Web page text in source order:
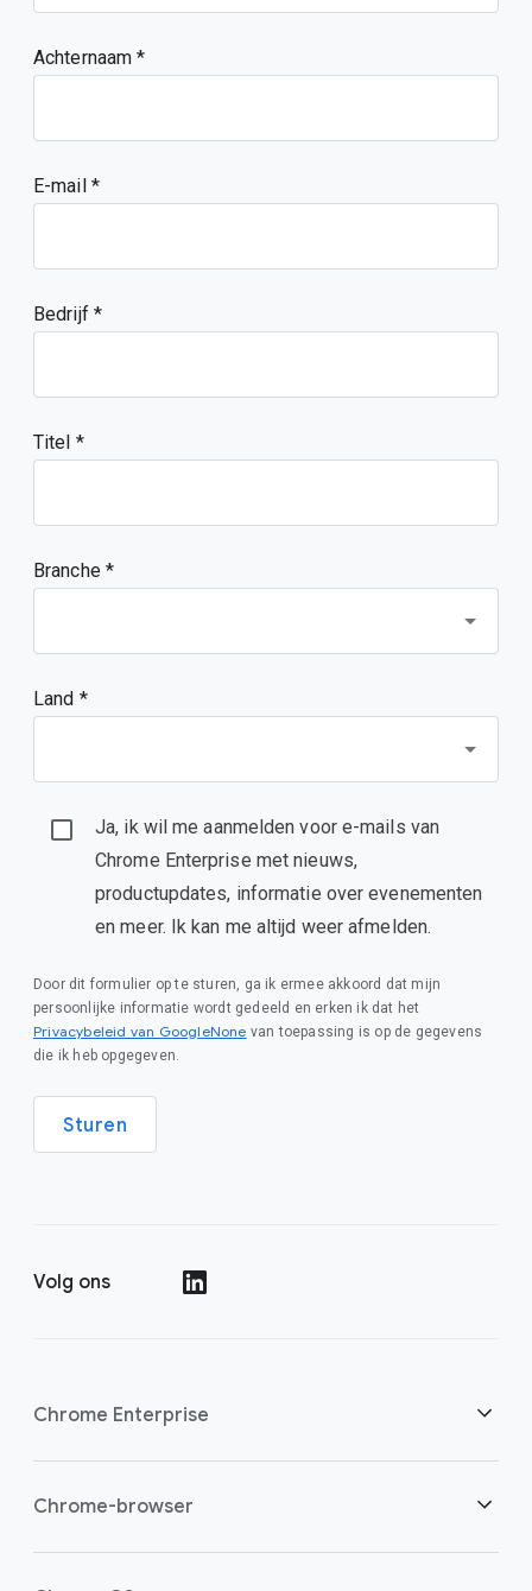
Achternaam
E-mail
Bedrijf
Titel
Branche *
Land *
Ja, ik wil me aanmelden voor e-mails van
Chrome Enterprise met nieuws,
productupdates, informatie over evenementen
en meer. Ik kan me altijd weer afmelden.
Door dit formulier op te sturen, ga ik ermee akkoord dat mijn
persoonlijke informatie wordt gedeeld en erken ik dat het
Privacybeleid van GoogleNone van toepassing is op de gegevens
die ik heb opgegeven.
Sturen
Volg ons
Chrome Enterprise
Beveiliging
Chrome-browser